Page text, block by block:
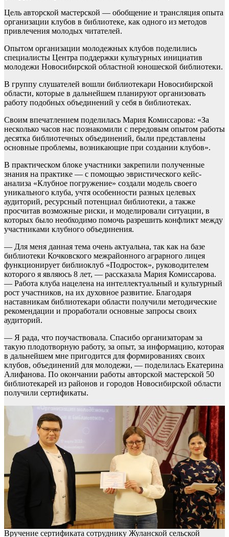
Цель авторской мастерской — обобщение и трансляция опыта
организации клубов в библиотеке, как одного из методов
привлечения молодых читателей.
Опытом организации молодежных клубов поделились
специалисты Центра поддержки культурных инициатив
молодежи Новосибирской областной юношеской библиотеки.
В группу слушателей вошли библиотекари Новосибирской
области, которые в дальнейшем планируют организовать
работу подобных объединений у себя в библиотеках.
Своим впечатлением поделилась Мария Комиссарова: «За
несколько часов нас познакомили с передовым опытом работы
десятка библиотечных объединений, были представлены
основные проблемы, возникающие при создании клубов».
В практическом блоке участники закрепили полученные
знания на практике — с помощью эвристического кейс-
анализа «Клубное погружение» создали модель своего
уникального клуба, учтя особенности разных целевых
аудиторий, ресурсный потенциал библиотеки, а также
просчитав возможные риски, и моделировали ситуации, в
которых было необходимо помочь разрешить конфликт между
участниками клубного объединения.
— Для меня данная тема очень актуальна, так как на базе
библиотеки Кочковского межрайонного аграрного лицея
функционирует библиоклуб «Подросток», руководителем
которого я являюсь 8 лет, — рассказала Мария Комиссарова.
— Работа клуба нацелена на интеллектуальный и культурный
рост участников, на их духовное развитие. Благодаря
наставникам библиотекари области получили методические
рекомендации и проработали основные запросы своих
аудиторий.
— Я рада, что поучаствовала. Спасибо организаторам за
такую плодотворную работу, за опыт, за информацию, которая
в дальнейшем мне пригодится для формированиях своих
клубов, объединений для молодежи, — поделилась Екатерина
Алифанова. По окончании работы авторской мастерской 50
библиотекарей из районов и городов Новосибирской области
получили сертификаты.
Вручение сертификата сотруднику Жуланской сельской